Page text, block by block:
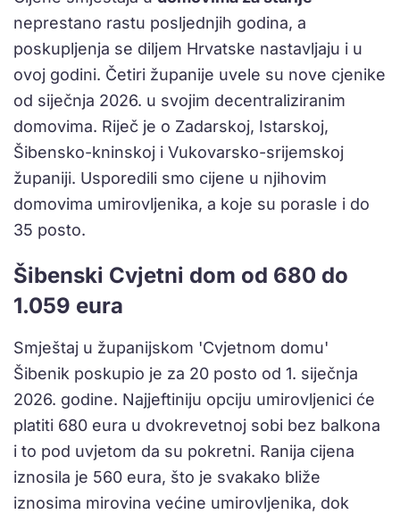
neprestano rastu posljednjih godina, a
poskupljenja se diljem Hrvatske nastavljaju i u
ovoj godini. Četiri županije uvele su nove cjenike
od siječnja 2026. u svojim decentraliziranim
domovima. Riječ je o Zadarskoj, Istarskoj,
Šibensko-kninskoj i Vukovarsko-srijemskoj
županiji. Usporedili smo cijene u njihovim
domovima umirovljenika, a koje su porasle i do
35 posto.
Šibenski Cvjetni dom od 680 do
1.059 eura
Smještaj u županijskom 'Cvjetnom domu'
Šibenik poskupio je za 20 posto od 1. siječnja
2026. godine. Najjeftiniju opciju umirovljenici će
platiti 680 eura u dvokrevetnoj sobi bez balkona
i to pod uvjetom da su pokretni. Ranija cijena
iznosila je 560 eura, što je svakako bliže
iznosima mirovina većine umirovljenika, dok